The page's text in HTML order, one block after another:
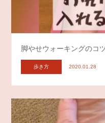
脚やせウォーキングのコ
歩き方 2020.01.28